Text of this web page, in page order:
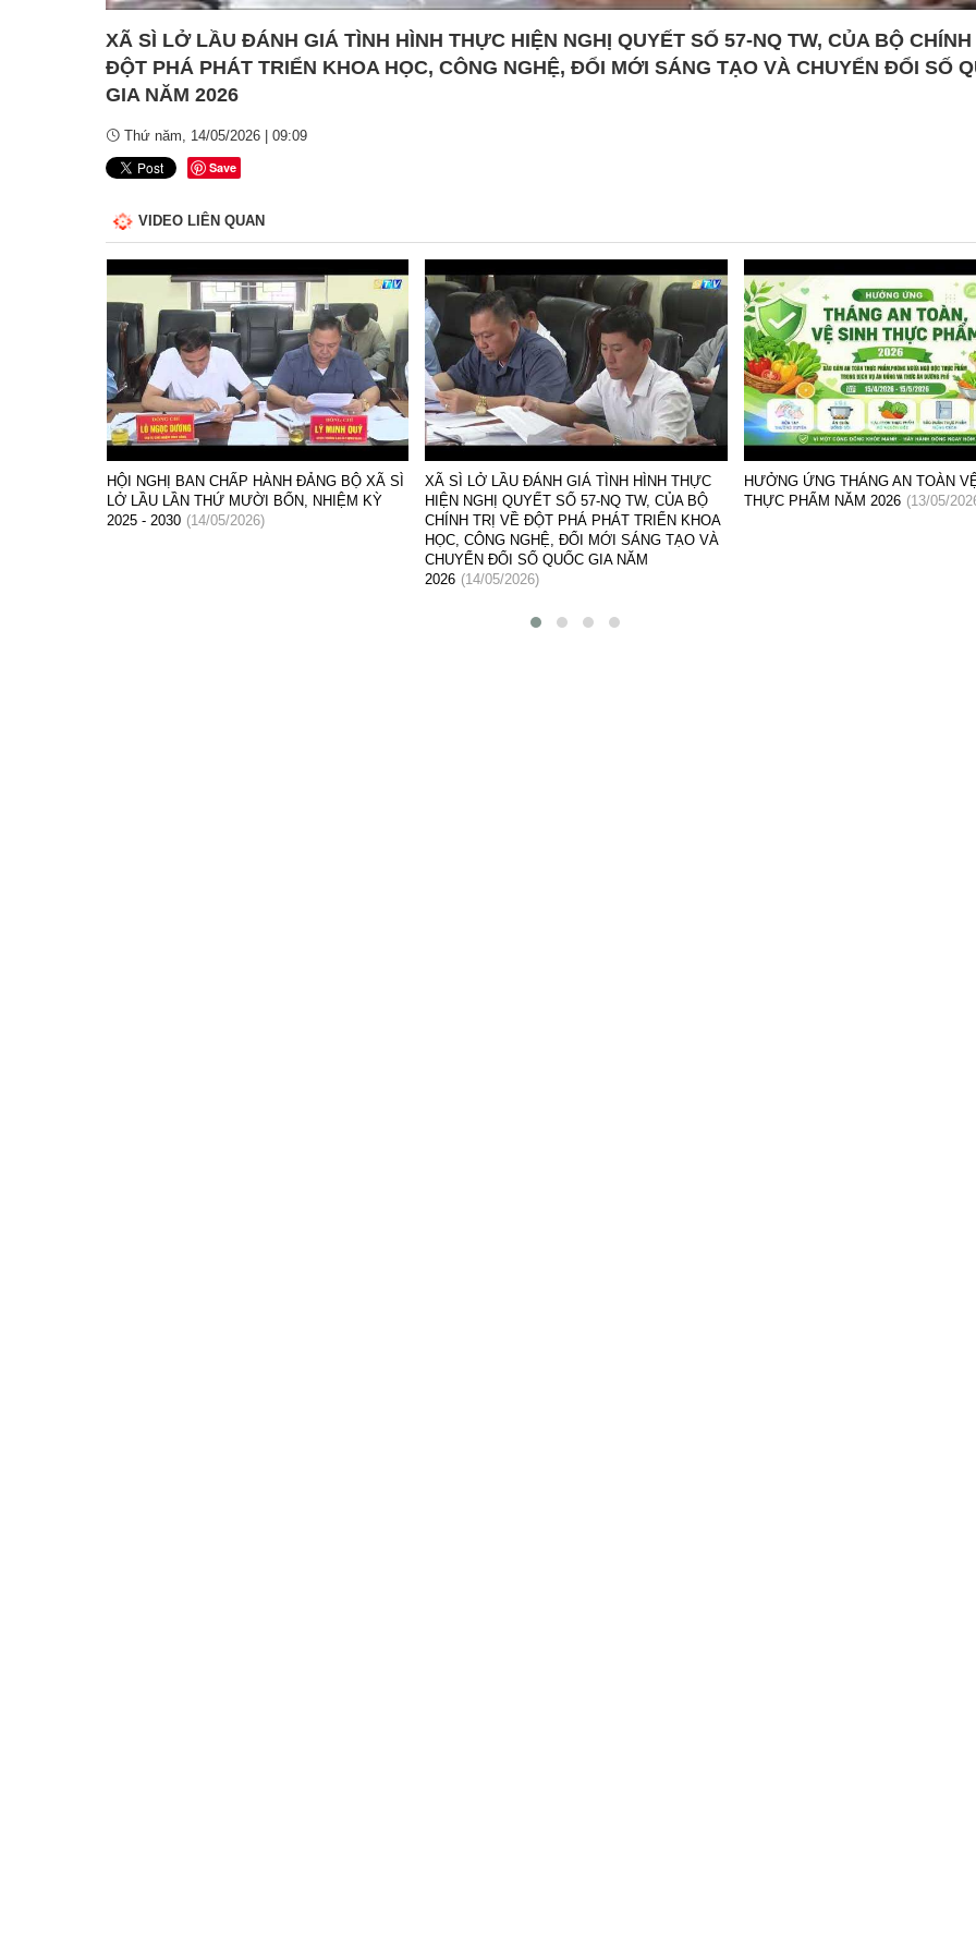
XÃ SÌ LỞ LẦU ĐÁNH GIÁ TÌNH HÌNH THỰC HIỆN NGHỊ QUYẾT SỐ 57-NQ TW, CỦA BỘ CHÍNH
ĐỘT PHÁ PHÁT TRIỂN KHOA HỌC, CÔNG NGHỆ, ĐỔI MỚI SÁNG TẠO VÀ CHUYỂN ĐỔI SỐ
GIA NĂM 2026
Thứ năm, 14/05/2026 | 09:09
Save
VIDEO LIÊN QUAN
HỘI NGHỊ BAN CHẤP HÀNH ĐẢNG BỘ XÃ SÌ
LỞ LẦU LẦN THỨ MƯỜI BỐN, NHIỆM KỲ
2025 - 2030 (14/05/2026)
XÃ SÌ LỞ LẦU ĐÁNH GIÁ TÌNH HÌNH THỰC
HIỆN NGHỊ QUYẾT SỐ 57-NQ TW, CỦA BỘ
CHÍNH TRỊ VỀ ĐỘT PHÁ PHÁT TRIỂN KHOA
HỌC, CÔNG NGHỆ, ĐỔI MỚI SÁNG TẠO VÀ
CHUYỂN ĐỔI SỐ QUỐC GIA NĂM
2026 (14/05/2026)
HƯỞNG ỨNG THÁNG AN TOÀN
THỰC PHẨM NĂM 2026 (13/05/